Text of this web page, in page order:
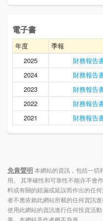
電子書
年度 季報
2025
財務報告
2024
財務報告
2023
財務報告
2022
財務報告
2021
財務報告
免責聲明本網站的資訊，包括一切
用。 其準確性和可靠性不能亦不會
料或有關的錯漏或延誤而作出的任
者不應依賴此網站所載的任何資訊
使用此網站的資訊進行任何投資活
果，本網站及作者概不負責。